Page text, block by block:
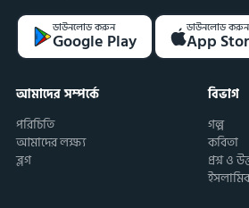
ডাউনলোড করুন
Google Play
ডাউনলোড করুন
App
আমাদের সম্পর্কে
পরিচিতি
আমাদের লক্ষ্য
ব্লগ
বিভাগ
গল্প
কবিতা
প্রশ্ন ও